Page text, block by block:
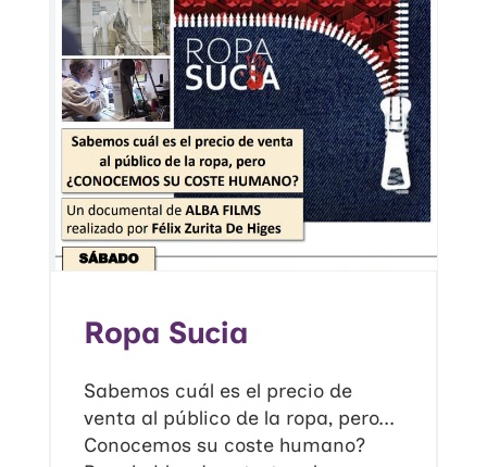
Ropa Sucia
Sabemos cuál es el precio de
venta al público de la ropa, pero...
Conocemos su coste humano?